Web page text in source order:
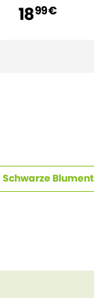
1899 €
Schwarze